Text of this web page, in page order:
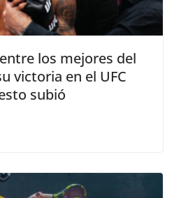
los mejores del
victoria en el UFC
subió